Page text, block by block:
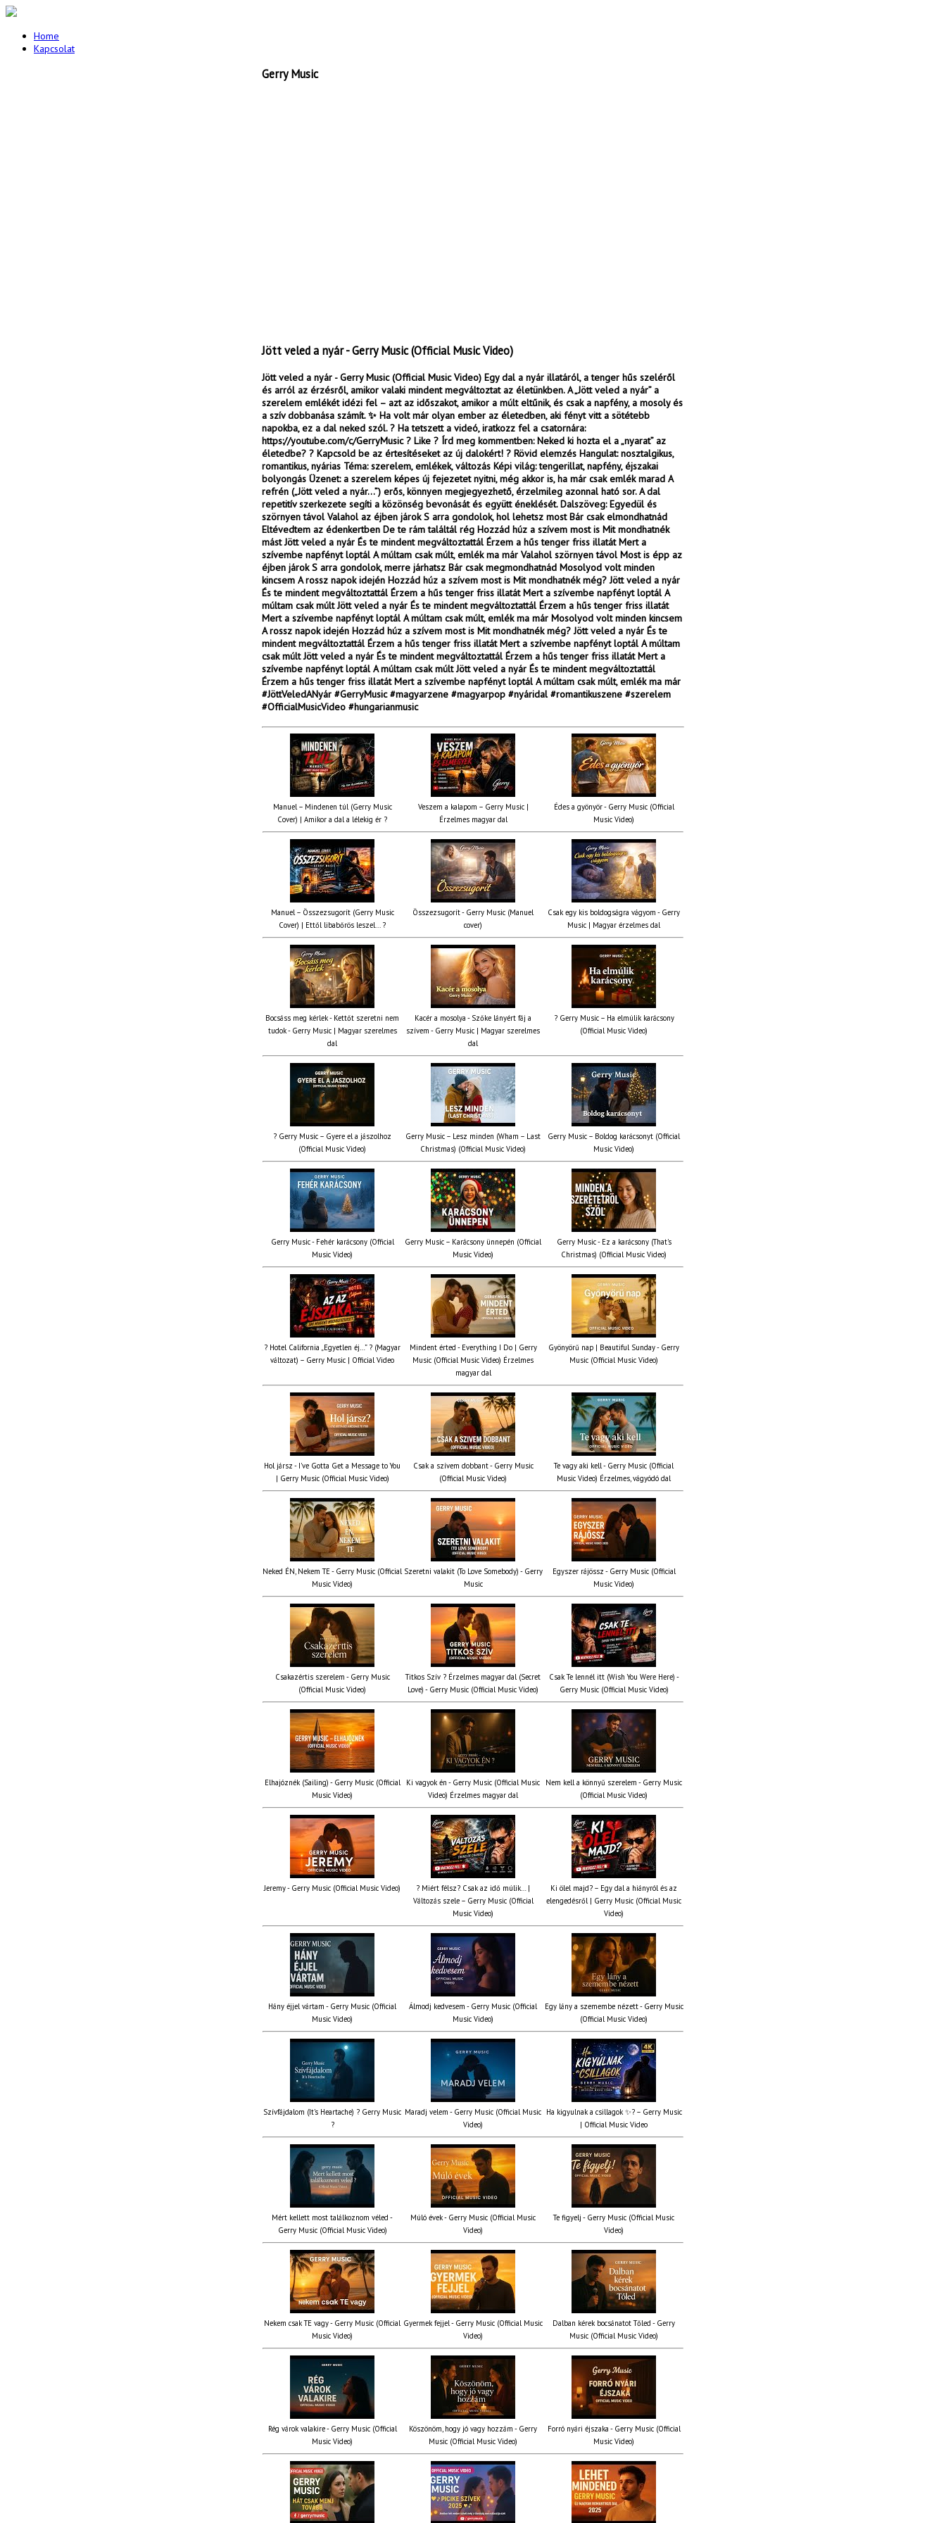
Home
Kapcsolat
Gerry Music
Jött veled a nyár - Gerry Music (Official Music Video)
Jött veled a nyár - Gerry Music (Official Music Video) Egy dal a nyár illatáról, a tenger hűs szeléről
és arról az érzésről, amikor valaki mindent megváltoztat az életünkben. A „Jött veled a nyár” a
szerelem emlékét idézi fel – azt az időszakot, amikor a múlt eltűnik, és csak a napfény, a mosoly és
a szív dobbanása számít. ✨ Ha volt már olyan ember az életedben, aki fényt vitt a sötétebb
napokba, ez a dal neked szól. ? Ha tetszett a videó, iratkozz fel a csatornára:
https://youtube.com/c/GerryMusic ? Like ? Írd meg kommentben: Neked ki hozta el a „nyarat” az
életedbe? ? Kapcsold be az értesítéseket az új dalokért! ? Rövid elemzés Hangulat: nosztalgikus,
romantikus, nyárias Téma: szerelem, emlékek, változás Képi világ: tengerillat, napfény, éjszakai
bolyongás Üzenet: a szerelem képes új fejezetet nyitni, még akkor is, ha már csak emlék marad A
refrén („Jött veled a nyár…”) erős, könnyen megjegyezhető, érzelmileg azonnal ható sor. A dal
repetitív szerkezete segíti a közönség bevonását és együtt éneklését. Dalszöveg: Egyedül és
szörnyen távol Valahol az éjben járok S arra gondolok, hol lehetsz most Bár csak elmondhatnád
Eltévedtem az édenkertben De te rám találtál rég Hozzád húz a szívem most is Mit mondhatnék
mást Jött veled a nyár És te mindent megváltoztattál Érzem a hűs tenger friss illatát Mert a
szívembe napfényt loptál A múltam csak múlt, emlék ma már Valahol szörnyen távol Most is épp az
éjben járok S arra gondolok, merre járhatsz Bár csak megmondhatnád Mosolyod volt minden
kincsem A rossz napok idején Hozzád húz a szívem most is Mit mondhatnék még? Jött veled a nyár
És te mindent megváltoztattál Érzem a hűs tenger friss illatát Mert a szívembe napfényt loptál A
múltam csak múlt Jött veled a nyár És te mindent megváltoztattál Érzem a hűs tenger friss illatát
Mert a szívembe napfényt loptál A múltam csak múlt, emlék ma már Mosolyod volt minden kincsem
A rossz napok idején Hozzád húz a szívem most is Mit mondhatnék még? Jött veled a nyár És te
mindent megváltoztattál Érzem a hűs tenger friss illatát Mert a szívembe napfényt loptál A múltam
csak múlt Jött veled a nyár És te mindent megváltoztattál Érzem a hűs tenger friss illatát Mert a
szívembe napfényt loptál A múltam csak múlt Jött veled a nyár És te mindent megváltoztattál
Érzem a hűs tenger friss illatát Mert a szívembe napfényt loptál A múltam csak múlt, emlék ma már
#JöttVeledANyár #GerryMusic #magyarzene #magyarpop #nyáridal #romantikuszene #szerelem
#OfficialMusicVideo #hungarianmusic
Manuel – Mindenen túl (Gerry Music
Cover) | Amikor a dal a lélekig ér ?
Veszem a kalapom – Gerry Music |
Érzelmes magyar dal
Édes a gyönyör - Gerry Music (Official
Music Video)
Manuel – Összezsugorít (Gerry Music
Cover) | Ettől libabőrös leszel... ?
Összezsugorít - Gerry Music (Manuel
cover)
Csak egy kis boldogságra vágyom - Gerry
Music | Magyar érzelmes dal
Bocsáss meg kérlek - Kettőt szeretni nem
tudok - Gerry Music | Magyar szerelmes
dal
Kacér a mosolya - Szőke lányért fáj a
szívem - Gerry Music | Magyar szerelmes
dal
? Gerry Music – Ha elmúlik karácsony
(Official Music Video)
? Gerry Music – Gyere el a jászolhoz
(Official Music Video)
Gerry Music – Lesz minden (Wham – Last
Christmas) (Official Music Video)
Gerry Music – Boldog karácsonyt (Official
Music Video)
Gerry Music - Fehér karácsony (Official
Music Video)
Gerry Music – Karácsony ünnepén (Official
Music Video)
Gerry Music - Ez a karácsony (That's
Christmas) (Official Music Video)
? Hotel California „Egyetlen éj…” ? (Magyar
változat) – Gerry Music | Official Video
Mindent érted - Everything I Do | Gerry
Music (Official Music Video) Érzelmes
magyar dal
Gyönyörű nap | Beautiful Sunday - Gerry
Music (Official Music Video)
Hol jársz - I've Gotta Get a Message to You
| Gerry Music (Official Music Video)
Csak a szívem dobbant - Gerry Music
(Official Music Video)
Te vagy aki kell - Gerry Music (Official
Music Video) Érzelmes, vágyódó dal
Neked ÉN, Nekem TE - Gerry Music (Official
Music Video)
Szeretni valakit (To Love Somebody) - Gerry
Music
Egyszer rájössz - Gerry Music (Official
Music Video)
Csakazértis szerelem - Gerry Music
(Official Music Video)
Titkos Szív ? Érzelmes magyar dal (Secret
Love) - Gerry Music (Official Music Video)
Csak Te lennél itt (Wish You Were Here) -
Gerry Music (Official Music Video)
Elhajóznék (Sailing) - Gerry Music (Official
Music Video)
Ki vagyok én - Gerry Music (Official Music
Video) Érzelmes magyar dal
Nem kell a könnyű szerelem - Gerry Music
(Official Music Video)
Jeremy - Gerry Music (Official Music Video)
? Miért félsz? Csak az idő múlik… |
Változás szele – Gerry Music (Official
Music Video)
Ki ölel majd? – Egy dal a hiányról és az
elengedésről | Gerry Music (Official Music
Video)
Hány éjjel vártam - Gerry Music (Official
Music Video)
Álmodj kedvesem - Gerry Music (Official
Music Video)
Egy lány a szemembe nézett - Gerry Music
(Official Music Video)
Szívfájdalom (It’s Heartache) ? Gerry Music
?
Maradj velem - Gerry Music (Official Music
Video)
Ha kigyulnak a csillagok ✨? – Gerry Music
| Official Music Video
Mért kellett most találkoznom véled -
Gerry Music (Official Music Video)
Múló évek - Gerry Music (Official Music
Video)
Te figyelj - Gerry Music (Official Music
Video)
Nekem csak TE vagy - Gerry Music (Official
Music Video)
Gyermek fejjel - Gerry Music (Official Music
Video)
Dalban kérek bocsánatot Tőled - Gerry
Music (Official Music Video)
Rég várok valakire - Gerry Music (Official
Music Video)
Köszönöm, hogy jó vagy hozzám - Gerry
Music (Official Music Video)
Forró nyári éjszaka - Gerry Music (Official
Music Video)